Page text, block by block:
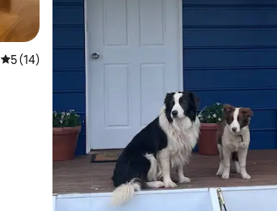
5 av 5 i genomsnittligt betyg, 14 omdömen
5 (14)